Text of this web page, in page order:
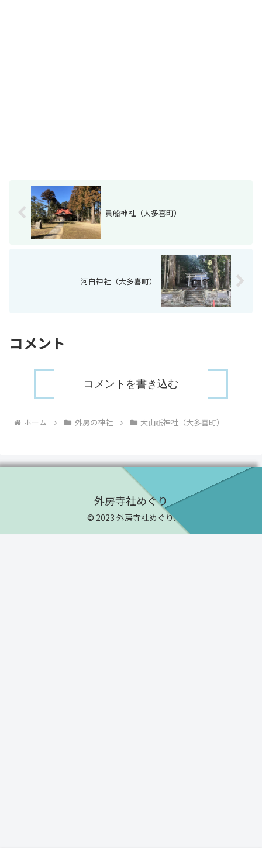
貴船神社（大多喜町）
河白神社（大多喜町）
コメント
コメントを書き込む
ホーム 外房の神社 大山祇神社（大多喜町）
外房寺社めぐり
© 2023 外房寺社めぐり.